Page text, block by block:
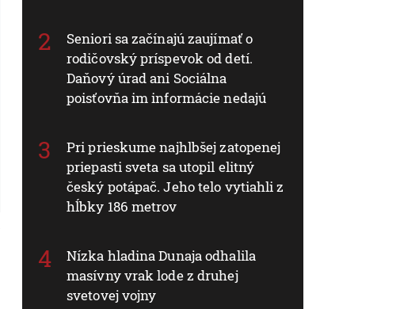
Seniori sa začínajú zaujímať o
rodičovský príspevok od detí.
Daňový úrad ani Sociálna
poisťovňa im informácie nedajú
Pri prieskume najhlbšej zatopenej
priepasti sveta sa utopil elitný
český potápač. Jeho telo vytiahli z
hĺbky 186 metrov
Nízka hladina Dunaja odhalila
masívny vrak lode z druhej
svetovej vojny